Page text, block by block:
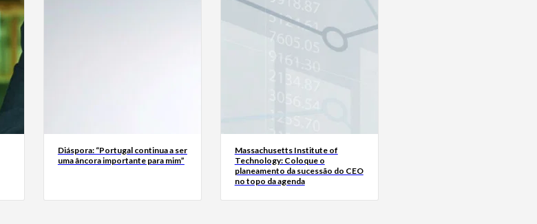
Diáspora: “Portugal continua a ser
uma âncora importante para mim”
Massachusetts Institute of
Technology: Coloque o
planeamento da sucessão do CEO
no topo da agenda